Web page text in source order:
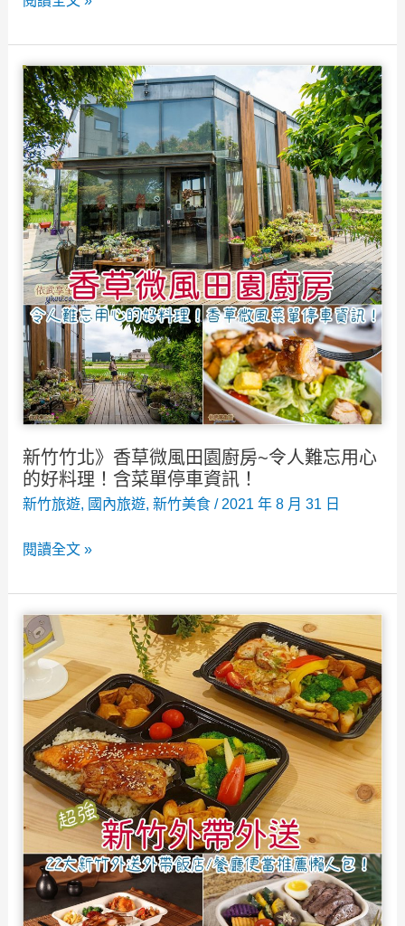
店
再
一
發！
深
青
色
動
物
牆
好
吸
睛
街》
11
大
必
吃
美
食
推
薦/
必
買
伴
手
禮，
來
吃
柿
喝
囉！
新竹竹北》香草微風田園廚房~令人難忘用心
的好料理！含菜單停車資訊！
新竹旅遊, 國內旅遊, 新竹美食/ 2021 年 8 月 31 日
新
北》
香
草
微
風
田
園
房
~
令
人
閱讀全文 »